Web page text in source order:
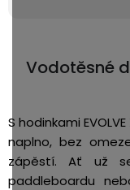
Vodotěsné
S hodinkami
naplno, bez
zápěstí. Ať už
paddleboardu